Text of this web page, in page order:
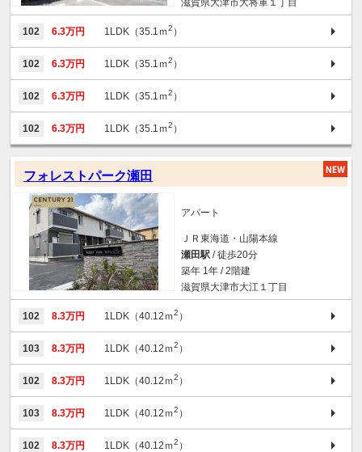
滋賀県大津市大将軍１丁目
102 6.3万円 1LDK（35.1ｍ2 ）
102 6.3万円 1LDK（35.1ｍ2 ）
102 6.3万円 1LDK（35.1ｍ2 ）
102 6.3万円 1LDK（35.1ｍ2 ）
フォレストパーク瀬田
アパート
ＪＲ東海道・山陽本線
瀬田駅 / 徒歩20分
築年 1年 / 2階建
滋賀県大津市大江１丁目
102 8.3万円 1LDK（40.12ｍ2 ）
103 8.3万円 1LDK（40.12ｍ2 ）
102 8.3万円 1LDK（40.12ｍ2 ）
103 8.3万円 1LDK（40.12ｍ2 ）
102 8.3万円 1LDK（40.12ｍ2 ）